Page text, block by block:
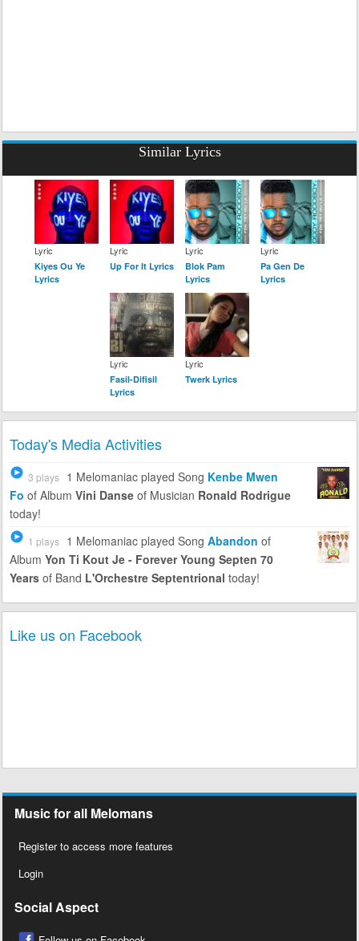
Similar Lyrics
Lyric
Kiyes Ou Ye
Lyrics
Lyric
Up For It Lyrics
Lyric
Blok Pam
Lyrics
Lyric
Pa Gen De
Lyrics
Lyric
Fasil-Difisil
Lyrics
Lyric
Twerk Lyrics
Today's Media Activities
3 plays 1 Melomaniac played Song Kenbe Mwen
Fo of Album Vini Danseof Musician Ronald Rodrigue
today!
1 plays 1 Melomaniac played Song Abandon of
Album Yon Ti Kout Je - Forever Young Septen 70
Yearsof Band L'Orchestre Septentrional today!
Like us on Facebook
Music for all Melomans
Register to access more features
Login
Social Aspect